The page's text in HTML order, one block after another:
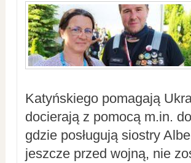
Katyńskiego pomagają
docierają z pomocą m.in.
gdzie posługują siostry
jeszcze przed wojną, nie